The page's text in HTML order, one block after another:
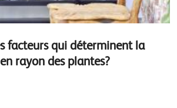
facteurs qui déterminent la
rayon des plantes?